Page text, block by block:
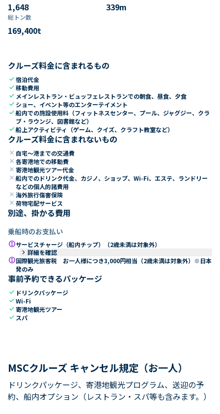
1,648 339m
総トン数​
169,400t
クルーズ料金に含まれるもの
check宿泊代金
check移動費用
check メインレストラン・ビュッフェレストランでの朝食、昼食、夕食
check ショー、イベント等のエンターテイメント
check船内での施設使用料（フィットネスセンター、プール、ジャグジー、クラ
ブ・ラウンジ、図書館など）
check船上アクティビティ（ゲーム、クイズ、クラフト教室など）
クルーズ料金に含まれないもの
close 自宅～港までの交通費
close 各寄港地での移動費
close 寄港地観光ツアー代金
close 船内でのドリンク代金、カジノ、ショップ、Wi-Fi、エステ、ランドリー
などの個人的諸費用
close 海外旅行傷害保険
close 荷物宅配サービス
別途、掛かる費用
乗船時のお支払い
paidサービスチャージ（船内チップ）（2歳未満は対象外）
keyboard_arrow_right 詳細を確認
paid国際観光旅客税 お一人様につき3,000円相当（2歳未満は対象外）※日本
発のみ
事前予約できるパッケージ
check ドリンクパッケージ
checkWi-Fi
check寄港地観光ツアー
check スパ
MSCクルーズ キャンセル規定（お一人）
ドリンクパッケージ、寄港地観光プログラム、送迎の予
約、船内オプション（レストラン・スパ等も含みます。）